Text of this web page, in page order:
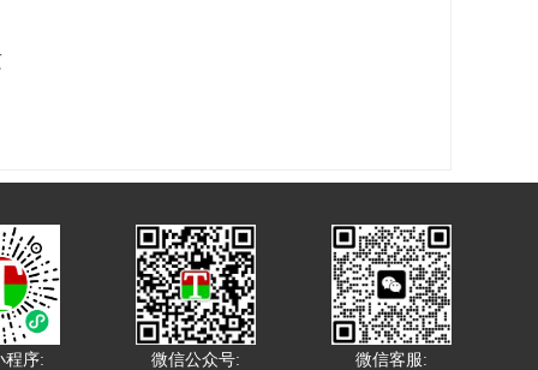
微信客服:
微信公众号:
程序: